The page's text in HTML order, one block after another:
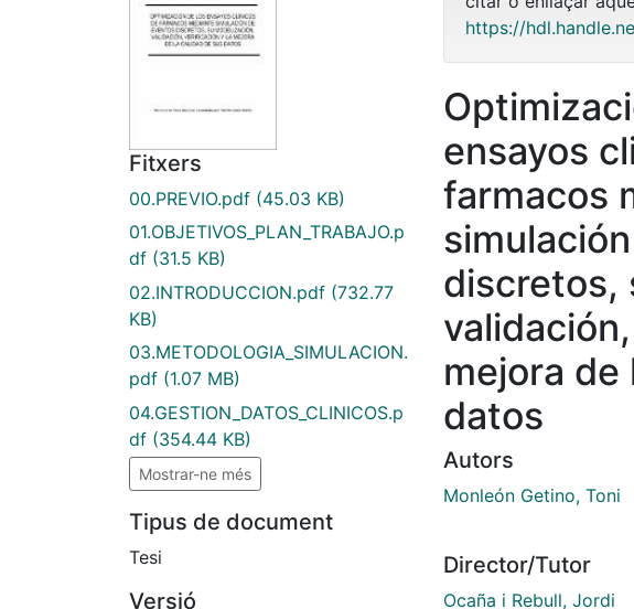
Fitxers
00.PREVIO.pdf (45.03 KB)
01.OBJETIVOS_PLAN_TRABAJO.p
df (31.5 KB)
02.INTRODUCCION.pdf (732.77
KB)
03.METODOLOGIA_SIMULACION.
pdf (1.07 MB)
04.GESTION_DATOS_CLINICOS.p
df (354.44 KB)
Mostrar-ne més
Tipus de document
Tesi
Versió
https://
ensayos
farmacos
discretos,
mejora de
datos
Autors
Monleón Getino, Toni
Director/Tutor
Ocaña i Rebull, Jordi